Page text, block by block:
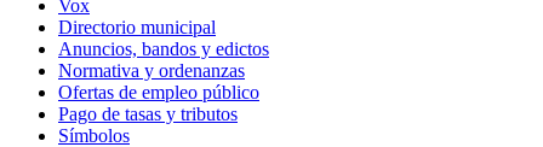
Vox
Directorio municipal
Anuncios, bandos y edictos
Normativa y ordenanzas
Ofertas de empleo público
Pago de tasas y tributos
Símbolos